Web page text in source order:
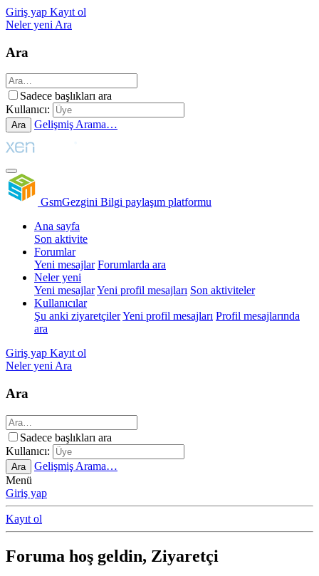
Giriş yap Kayıt ol
Neler yeni Ara
Ara
Sadece başlıkları ara
Kullanıcı:
Ara Gelişmiş Arama…
GsmGezgini Bilgi paylaşım platformu
Ana sayfa
Son aktivite
Forumlar
Yeni mesajlar Forumlarda ara
Neler yeni
Yeni mesajlarYeni profil mesajları Son aktiviteler
Kullanıcılar
Şu anki ziyaretçilerYeni profil mesajları Profil mesajlarında
ara
Giriş yap Kayıt ol
Neler yeniAra
Ara
Sadece başlıkları ara
Kullanıcı:
Ara
Gelişmiş Arama…
Menü
Giriş yap
Kayıt ol
Foruma hoş geldin, Ziyaretçi